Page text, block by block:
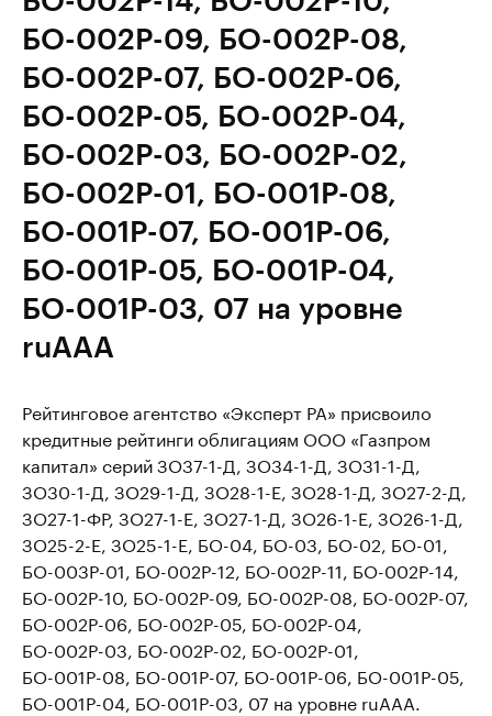
БО-002Р-09, БО-002Р-08,
БО-002Р-07, БО-002Р-06,
БО-002Р-05, БО-002Р-04,
БО-002Р-03, БО-002Р-02,
БО-002Р-01, БО-001Р-08,
БО-001Р-07, БО-001Р-06,
БО-001Р-05, БО-001Р-04,
БО-001Р-03, 07 на уровне
ruAAA
Рейтинговое агентство «Эксперт РА» присвоило
кредитные рейтинги облигациям ООО «Газпром
капитал» серий ЗО37-1-Д, ЗО34-1-Д, ЗО31-1-Д,
ЗО30-1-Д, ЗО29-1-Д, ЗО28-1-E, ЗО28-1-Д, ЗО27-2-Д,
ЗО27-1-ФР, ЗО27-1-Е, ЗО27-1-Д, ЗО26-1-Е, ЗО26-1-Д,
ЗО25-2-Е, ЗО25-1-Е, БО-04, БО-03, БО-02, БО-01,
БО-003Р-01, БО-002Р-12, БО-002Р-11, БО-002Р-14,
БО-002Р-10, БО-002Р-09, БО-002Р-08, БО-002Р-07,
БО-002Р-06, БО-002Р-05, БО-002Р-04,
БО-002Р-03, БО-002Р-02, БО-002Р-01,
БО-001Р-08, БО-001Р-07, БО-001Р-06, БО-001Р-05,
БО-001Р-04, БО-001Р-03, 07 на уровне ruAAA.